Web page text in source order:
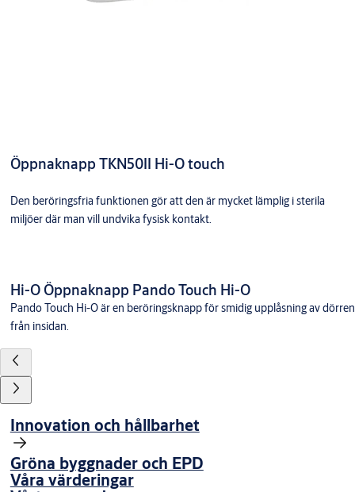
Öppnaknapp TKN50II Hi-O touch
Den beröringsfria funktionen gör att den är mycket lämplig i sterila
miljöer där man vill undvika fysisk kontakt.
Hi-O Öppnaknapp Pando Touch Hi-O
Pando Touch Hi-O är en beröringsknapp för smidig upplåsning av dörren
från insidan.
Innovation och hållbarhet
Gröna byggnader och EPD
Våra värderingar